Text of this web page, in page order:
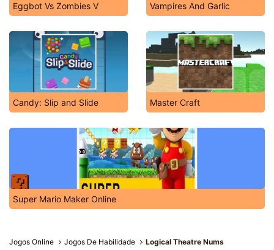
Eggbot Vs Zombies V Vampires And Garlic
Candy: Slip and Slide Master Craft
Super Mario Maker Online
Jogos Online Jogos De Habilidade Logical Theatre Nums